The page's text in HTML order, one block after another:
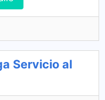
Servicio al